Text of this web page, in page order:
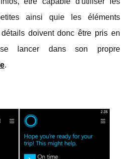
ainsi quie les éléments
doivent donc être pris en
lancer dans son propre
.